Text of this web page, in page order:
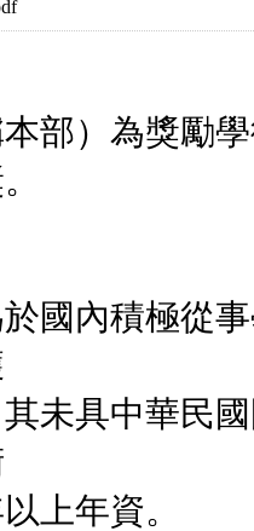
部）為獎勵
國內積極從
未具中華民
上年資。